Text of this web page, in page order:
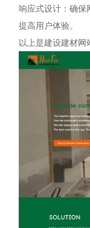
响应式设计：确保
提高用户体验。
以上是建设建材网